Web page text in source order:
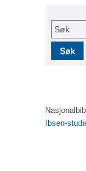
Søk
Søk
Ibsen-